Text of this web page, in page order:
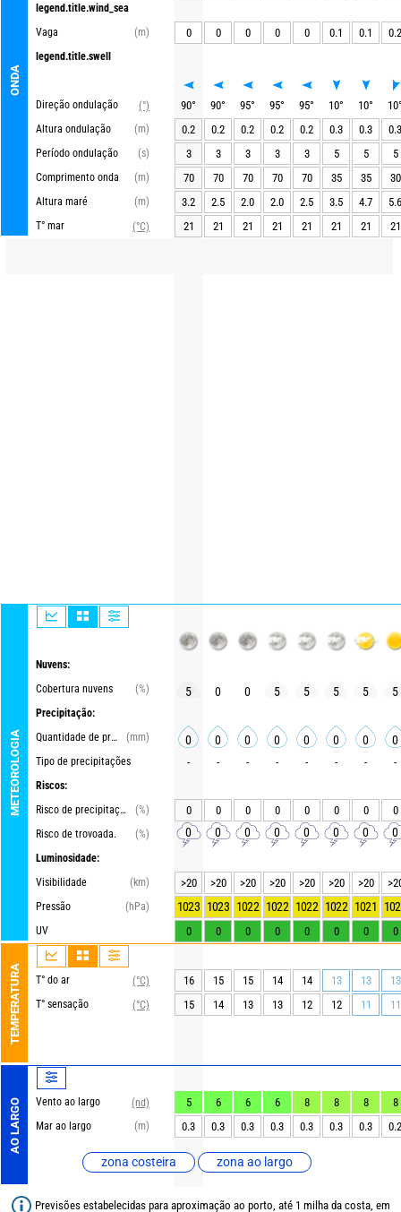
ONDA
legend.title.wind_sea
Vaga
(m)
legend.title.swell
Direção ondulação
(°)
Altura ondulação
(m)
Período ondulação
(s)
Comprimento onda
(m)
Altura maré
(m)
T° mar
(°C)
METEOROLOGIA
Nuvens:
Cobertura nuvens
(%)
Precipitação:
Quantidade de precipitações
(mm)
Tipo de precipitações
Riscos:
Risco de precipitações
(%)
Risco de trovoada.
(%)
Luminosidade:
Visibilidade
(km)
Pressão
(hPa)
UV
TEMPERATURA T° do ar
(°C)
T° sensação
(°C)
AO LARGO Vento ao largo
(nd)
Mar ao largo
(m)
zona costeira zona ao largo
0 0 0 0 0 0.1 0.1 0.2
90° 90° 95° 95° 95° 10° 10° 10
0.2
0.2 0.2 0.2 0.2 0.3 0.3
0.3
3
3 3 3 3 5 5
5
70
70 70 70 70 35 35
30
3.2
2.5 2.0 2.0 2.5 3.5 4.7
5.6
21
21 21 21 21 21 21 21
5 0 0 5 5 5 5 5
0 0 0 0 0 0 0 0
- - - - - - - -
0 0 0 0 0 0 0 0
0 0 0 0 0 0 0 0
>20 >20 >20 >20 >20 >20 >20
1023 1023 1022 1022 1022 1022 1021
0 0 0 0 0 0 0 0
16 15 15 14 14 13 13
13
15
14 13 13 12 12 11 11
5 6 6 6 8 8 8
8
0.3
0.3 0.3 0.3 0.3 0.3 0.3 0.2
Previsões estabelecidas para aproximação ao porto, até 1 milha da costa, em